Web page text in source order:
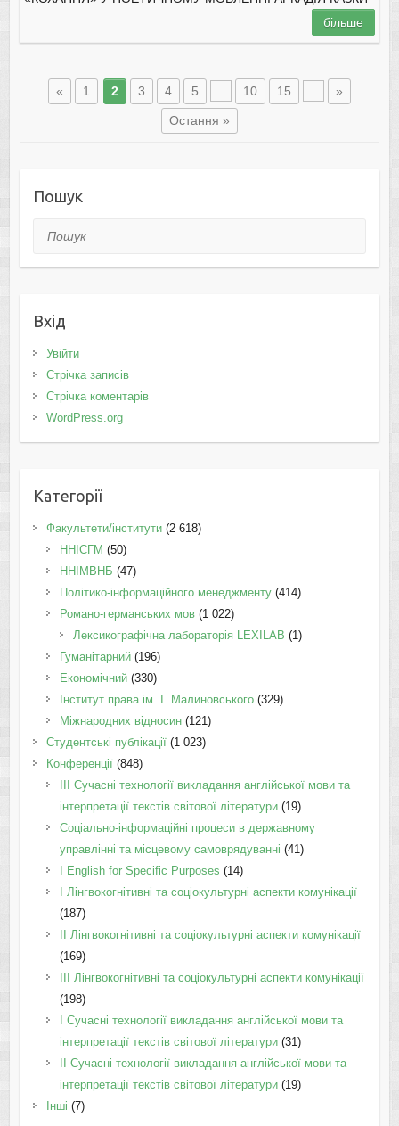
більше
« 1 2 3 4 5 10 15 »
Остання »
Пошук
Пошук
Вхід
Увійти
Стрічка записів
Стрічка коментарів
WordPress.org
Категорії
Факультети/інститути(2 618)
ННІСГМ (50)
ННІМВНБ (47)
Політико-інформаційного менеджменту(414)
Романо-германських мов(1 022)
Лексикографічна лабораторія LEXILAB (1)
Гуманітарний(196)
Економічний(330)
Інститут права ім. І. Малиновського(329)
Міжнародних відносин(121)
Студентські публікації(1 023)
Конференції(848)
III Сучасні технології викладання англійської мови та
інтерпретації текстів світової літератури(19)
Соціально-інформаційні процеси в державному
управлінні та місцевому самоврядуванні (41)
І English for Specific Purposes (14)
I Лінгвокогнітивні та соціокультурні аспекти комунікації
(187)
IІ Лінгвокогнітивні та соціокультурні аспекти комунікації
(169)
IІI Лінгвокогнітивні та соціокультурні аспекти комунікації
(198)
I Cучасні технології викладання англійської мови та
інтерпретації текстів світової літератури(31)
II Cучасні технології викладання англійської мови та
інтерпретації текстів світової літератури(19)
Інші (7)